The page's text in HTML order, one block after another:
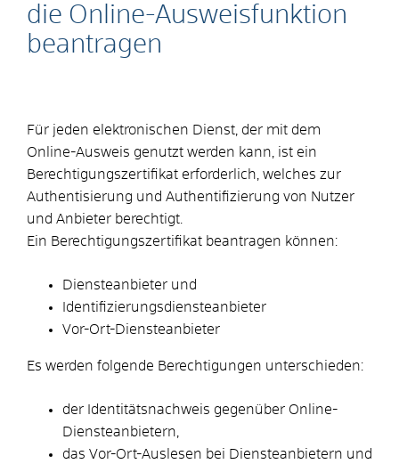
die Online-Ausweisfunktion
beantragen
Für jeden elektronischen Dienst, der mit dem
Online-Ausweis genutzt werden kann, ist ein
Berechtigungszertifikat erforderlich, welches zur
Authentisierung und Authentifizierung von Nutzer
und Anbieter berechtigt.
Ein Berechtigungszertifikat beantragen können:
Diensteanbieter und
Identifizierungsdiensteanbieter
Vor-Ort-Diensteanbieter
Es werden folgende Berechtigungen unterschieden:
der Identitätsnachweis gegenüber Online-
Diensteanbietern,
das Vor-Ort-Auslesen bei Diensteanbietern und